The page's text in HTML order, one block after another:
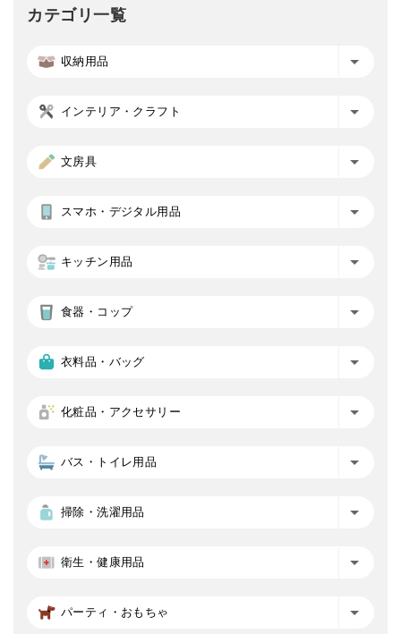
カテゴリ一覧
収納用品
インテリア・クラフト
文房具
スマホ・デジタル用品
キッチン用品
食器・コップ
衣料品・バッグ
化粧品・アクセサリー
バス・トイレ用品
掃除・洗濯用品
衛生・健康用品
パーティ・おもちゃ